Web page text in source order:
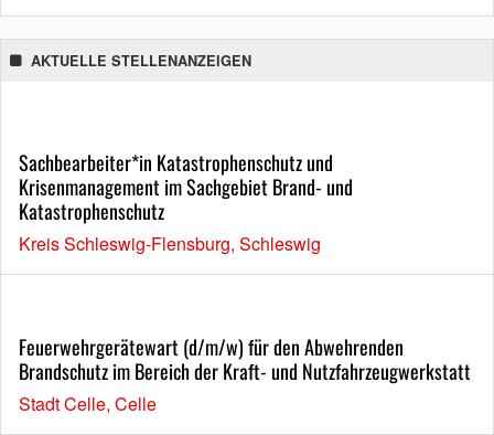
AKTUELLE STELLENANZEIGEN
Sachbearbeiter*in Katastrophenschutz und
Krisenmanagement im Sachgebiet Brand- und
Katastrophenschutz
Kreis Schleswig-Flensburg, Schleswig
Feuerwehrgerätewart (d/m/w) für den Abwehrenden
Brandschutz im Bereich der Kraft- und Nutzfahrzeugwerkstatt
Stadt Celle, Celle